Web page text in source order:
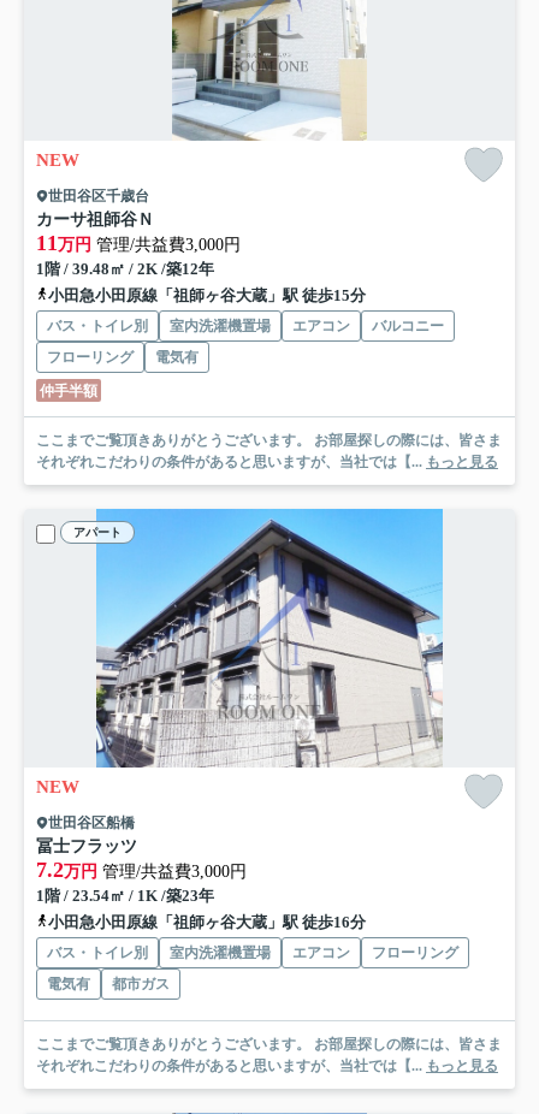
NEW
世田谷区千歳台
カーサ祖師谷Ｎ
11万円 管理/共益費3,000円
1階 / 39.48㎡ / 2K /築12年
小田急小田原線「祖師ヶ谷大蔵」駅 徒歩15分
バス・トイレ別 室内洗濯機置場 エアコン
バルコニー
フローリング
電気有
仲手半額
ここまでご覧頂きありがとうございます。 お部屋探しの際には、皆さま
それぞれこだわりの条件があると思いますが、当社では【... もっと見る
アパート
NEW
世田谷区船橋
冨士フラッツ
7.2万円 管理/共益費3,000円
1階 / 23.54㎡ / 1K /築23年
小田急小田原線「祖師ヶ谷大蔵」駅 徒歩16分
バス・トイレ別 室内洗濯機置場 エアコン
フローリング
電気有
都市ガス
ここまでご覧頂きありがとうございます。 お部屋探しの際には、皆さま
それぞれこだわりの条件があると思いますが、当社では【... もっと見る